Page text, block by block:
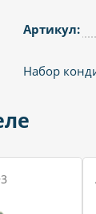
Артикул:
Набор